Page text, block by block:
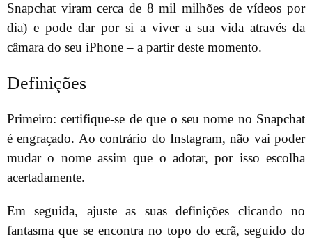
Snapchat viram cerca de 8 mil milhões de vídeos por
dia) e pode dar por si a viver a sua vida através da
câmara do seu iPhone – a partir deste momento.
Definições
Primeiro: certifique-se de que o seu nome no Snapchat
é engraçado. Ao contrário do Instagram, não vai poder
mudar o nome assim que o adotar, por isso escolha
acertadamente.
Em seguida, ajuste as suas definições clicando no
fantasma que se encontra no topo do ecrã, seguido do